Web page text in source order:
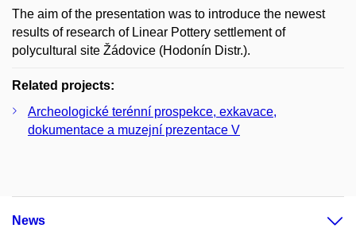
The aim of the presentation was to introduce the newest
results of research of Linear Pottery settlement of
polycultural site Žádovice (Hodonín Distr.).
Related projects:
Archeologické terénní prospekce, exkavace,
dokumentace a muzejní prezentace V
News